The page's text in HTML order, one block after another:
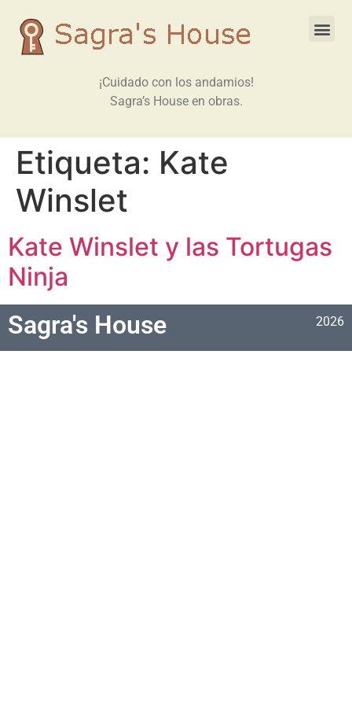
¡Cuidado con los andamios!
Sagra’s House en obras.
Etiqueta: Kate
Winslet
Kate Winslet y las Tortugas
Ninja
Sagra's House 2026